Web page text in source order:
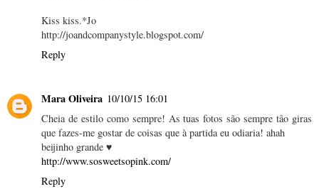
Kiss kiss.*Jo
http://joandcompanystyle.blogspot.com/
Reply
Mara Oliveira 10/10/15 16:01
Cheia de estilo como sempre! As tuas fotos são sempre tão giras
que fazes-me gostar de coisas que à partida eu odiaria! ahah
beijinho grande ♥
http://www.sosweetsopink.com/
Reply